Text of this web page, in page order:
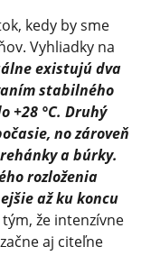
kedy by sme
Vyhliadky na
existujú dva
stabilného
+28 °C. Druhý
no zároveň
a búrky.
rozloženia
až ku koncu
že intenzívne
aj citeľne